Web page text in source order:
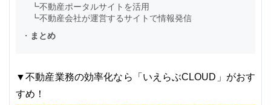
┗不動産ポータルサイトを活用
┗不動産会社が運営するサイトで情報発信
・ まとめ
▼不動産業務の効率化なら「いえらぶCLOUD」がおす
すめ！